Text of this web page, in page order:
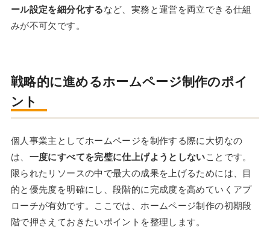
ール設定を細分化するなど、実務と運営を両立できる仕組
みが不可欠です。
戦略的に進めるホームページ制作のポイ
ント
個人事業主としてホームページを制作する際に大切なの
は、 一度にすべてを完璧に仕上げようとしないことです。
限られたリソースの中で最大の成果を上げるためには、目
的と優先度を明確にし、段階的に完成度を高めていくアプ
ローチが有効です。ここでは、ホームページ制作の初期段
階で押さえておきたいポイントを整理します。